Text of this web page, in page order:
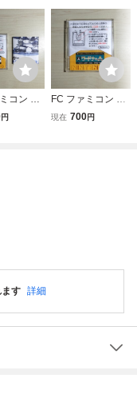
コン デ
テム デ
円
FC ファミコン デ
ィスクシステム デ
現在 700円
す 詳細